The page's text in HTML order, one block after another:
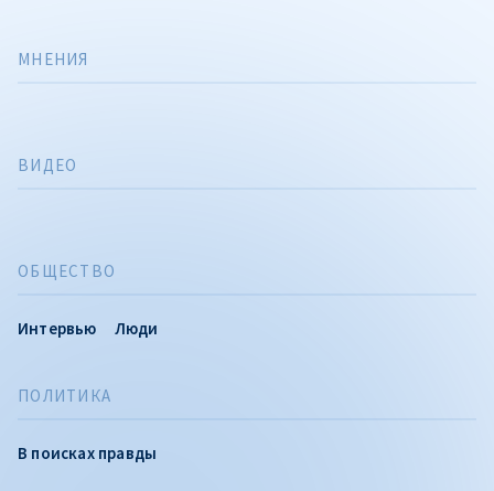
ПОЛИТИКА
В поисках правды
ОБЩЕСТВО
Интервью Люди
МНЕНИЯ
ВИДЕО